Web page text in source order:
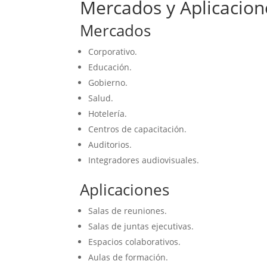
Mercados y
Mercados
Corporativo.
Educación.
Gobierno.
Salud.
Hotelería.
Centros de capacitación.
Auditorios.
Integradores audiovisuales.
Aplicaciones
Salas de reuniones.
Salas de juntas ejecutivas.
Espacios colaborativos.
Aulas de formación.